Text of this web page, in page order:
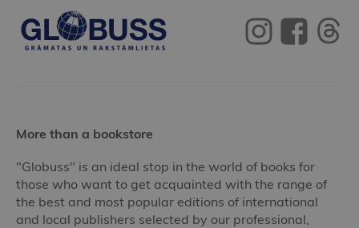
More than a bookstore
"Globuss" is an ideal stop in the world of books for
those who want to get acquainted with the range of
the best and most popular editions of international
and local publishers selected by our professional,